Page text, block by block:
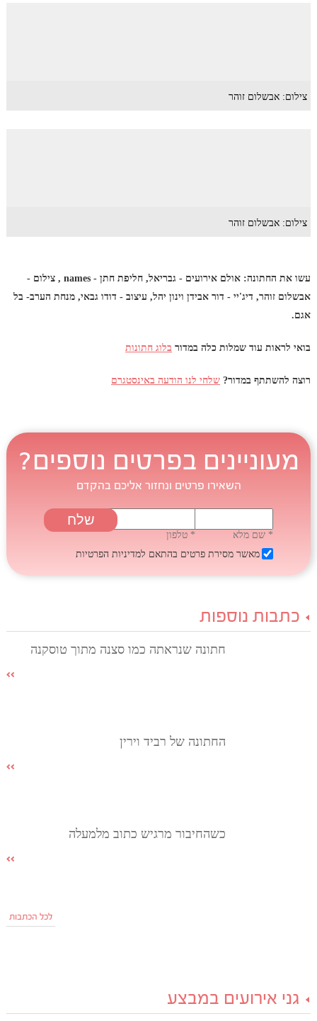
צילום: אבשלום זוהר
צילום: אבשלום זוהר
עשו את החתונה: אולם אירועים - גבריאל, חליפת חתן - names , צילום -
אבשלום זוהר, דיג'יי - דור אבידן וינון יהל, עיצוב - דודו גבאי, מנחת הערב- בל
אגם.
בואי לראות עוד שמלות כלה במדור בלוג חתונות
רוצה להשתתף במדור? שלחי לנו הודעה באינסטגרם
מעוניינים בפרטים נוספים?
השאירו פרטים ונחזור אליכם בהקדם
* שם מלא
* טלפון
מאשר מסירת פרטים בהתאם למדיניות הפרטיות
כתבות נוספות
חתונה שנראתה כמו סצנה מתוך טוסקנה
החתונה של רביד וירין
כשהחיבור מרגיש כתוב מלמעלה
לכל הכתבות
גני אירועים במבצע